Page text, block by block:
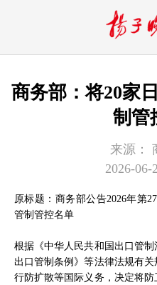
商务部：将20家
制管
来源：
2026-06-
原标题：商务部公告2026年第
管制管控名单
根据《中华人民共和国出口管
出口管制条例》等法律法规有
行防扩散等国际义务，决定将